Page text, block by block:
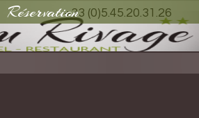
+33 (0)5.45.20.31.26
Réservation